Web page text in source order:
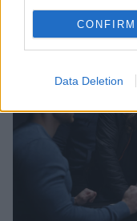
CONFIRM
Data Deletion